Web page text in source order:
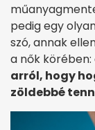
pedig egy
szó, annak
a nők
arról, hogy
zöldebbé